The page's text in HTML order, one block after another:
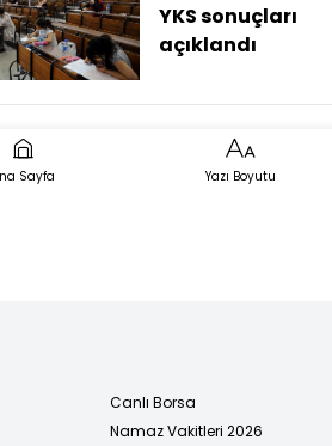
YKS sonuçları
açıklandı
Sayfa Yazı Boyutu
Canlı Borsa
Namaz Vakitleri 2026